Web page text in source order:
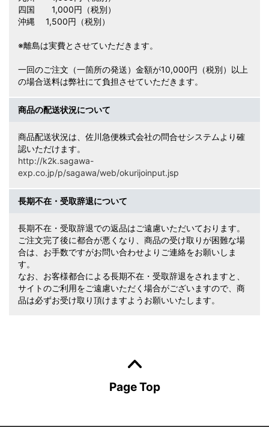
四国 1,000円（税別）
沖縄 1,500円（税別）
※離島は実費とさせていただきます。
一回のご注文（一箇所の発送）金額が10,000円（税別）以上
の場合送料は弊社にて負担させていただきます。
商品の配送状況について
商品配送状況は、佐川急便株式会社の問合せシステムより確
認いただけます。
http://k2k.sagawa-
exp.co.jp/p/sagawa/web/okurijoinput.jsp
長期不在・受取辞退について
長期不在・受取辞退での返品はご遠慮いただいております。
ご注文完了後に都合が悪くなり、商品の受け取りが困難な場
合は、お手数ですがお問い合わせよりご連絡をお願いしま
す。
なお、お客様都合による長期不在・受取辞退をされますと、
サイトのご利用をご遠慮いただく場合がございますので、商
品は必ずお受け取り頂けますようお願いいたします。
Page Top